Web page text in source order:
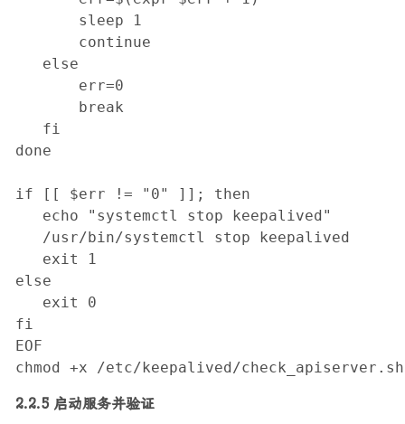
sleep 1
continue
else
err=0
break
fi
done
if [[ $err != "0" ]]; then
echo "systemctl stop keepalived"
/usr/bin/systemctl stop keepalived
exit 1
else
exit 0
fi
EOF
chmod +x /etc/keepalived/check_apiserver.sh
2.2.5 启动服务并验证